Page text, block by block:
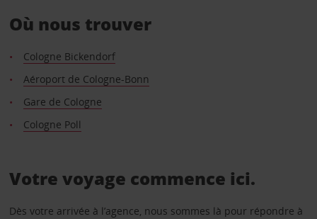
Où nous trouver
Cologne Bickendorf
Aéroport de Cologne-Bonn
Gare de Cologne
Cologne Poll
Votre voyage commence ici.
Dès votre arrivée à l’agence, nous sommes là pour répondre à